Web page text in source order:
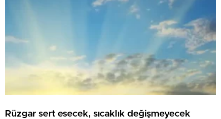
Rüzgar sert esecek, sıcaklık değişmeyecek